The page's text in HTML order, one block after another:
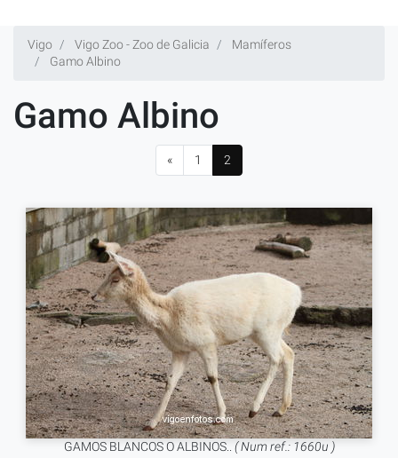
Vigo Vigo Zoo - Zoo de Galicia
Mamíferos
Gamo Albino
Gamo Albino
« 1 2
GAMOS BLANCOS O ALBINOS.. ( Num ref.: 1660u )